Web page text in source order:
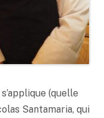
(quelle
Santamaria, qui